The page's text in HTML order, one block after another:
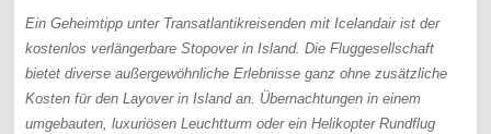
Ein Geheimtipp unter Transatlantikreisenden mit Icelandair ist der
kostenlos verlängerbare Stopover in Island. Die Fluggesellschaft
bietet diverse außergewöhnliche Erlebnisse ganz ohne zusätzliche
Kosten für den Layover in Island an. Übernachtungen in einem
umgebauten, luxuriösen Leuchtturm oder ein Helikopter Rundflug